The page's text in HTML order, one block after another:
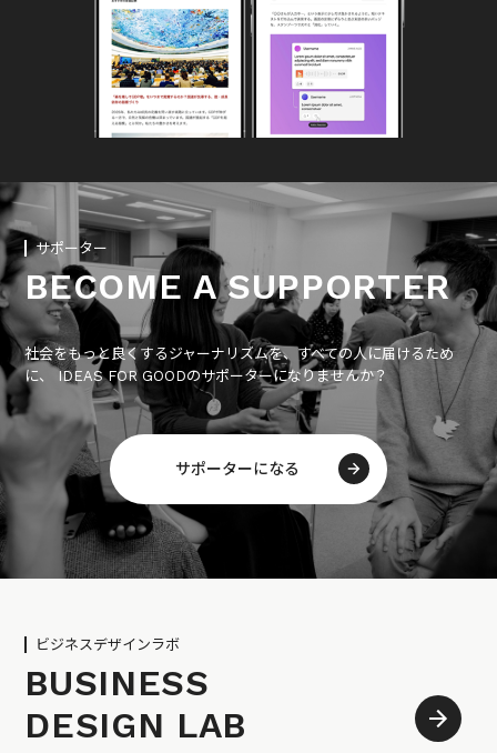
サポーター
BECOME A SUPPORTER
社会をもっと良くするジャーナリズムを、すべての人に届けるため
に、 IDEAS FOR GOODのサポーターになりませんか？
サポーターになる
ビジネスデザインラボ
BUSINESS
DESIGN LAB